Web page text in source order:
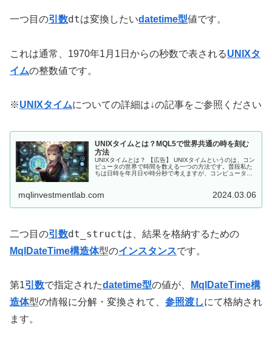
一つ目の引数dtは変換したいdatetime型値です。
これは通常、1970年1月1日からの秒数で表されるUNIXタ
イムの整数値です。
※UNIXタイムについての詳細は↓の記事をご参照ください
UNIXタイムとは？MQL5で世界共通の時を刻む
方法
UNIXタイムとは？ 【広告】 UNIXタイムというのは、コン
ピュータの世界で時間を数える一つの方法です。普段私た
ちは日時を年月日や時分秒で考えますが、コンピュータは
mqlinvestmentlab.com 2024.03.06
二つ目の引数dt_structは、結果を格納するための
MqlDateTime構造体型のインスタンスです。
第1引数で指定されたdatetime型の値が、
MqlDateTime構
造体型の情報に分解・変換されて、 参照渡しにて格納され
ます。